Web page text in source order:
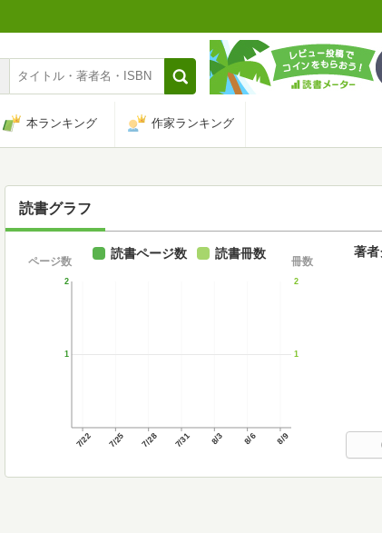
本ランキング 作家ランキング
読書グラフ
7/22 7/25 7/28 7/31 8/3 8/6 8/9
1
2
ページ数
1
2
冊数
読書ページ数 読書冊数 著者